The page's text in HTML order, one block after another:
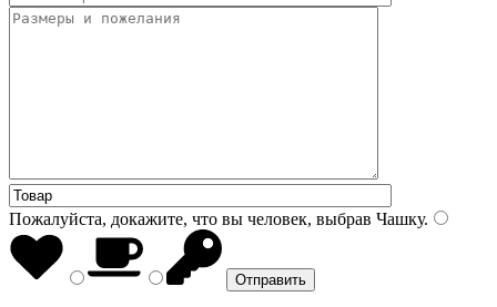
Пожалуйста, докажите, что вы человек, выбрав Чашку.